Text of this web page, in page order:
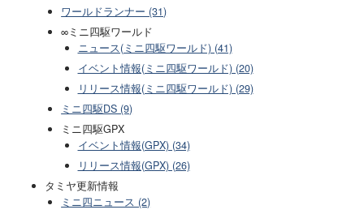
ワールドランナー (31)
∞ミニ四駆ワールド
ニュース(ミニ四駆ワールド) (41)
イベント情報(ミニ四駆ワールド) (20)
リリース情報(ミニ四駆ワールド) (29)
ミニ四駆DS (9)
ミニ四駆GPX
イベント情報(GPX) (34)
リリース情報(GPX) (26)
タミヤ更新情報
ミニ四ニュース (2)